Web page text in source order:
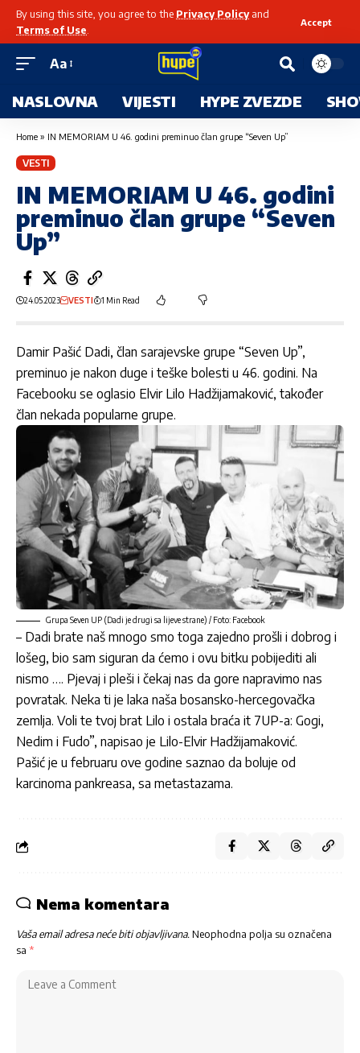
By using this site, you agree to the Privacy Policyand
Terms of Use
Accept
Aa
NASLOVNA VIJESTI HYPE ZVEZDE
Home » IN MEMORIAM U 46. godini preminuo član grupe “Seven Up”
VESTI
IN MEMORIAM U 46. godini
preminuo član grupe “Seven
Up”
24.05.2023 VESTI 1 Min Read
Damir Pašić Dadi, član sarajevske grupe “Seven Up”,
preminuo je nakon duge i teške bolesti u 46. godini. Na
Facebooku se oglasio Elvir Lilo Hadžijamaković, također
član nekada popularne grupe.
Grupa Seven UP (Dadi je drugi sa lijeve strane) / Foto: Facebook
– Dadi brate naš mnogo smo toga zajedno prošli i dobrog i
lošeg, bio sam siguran da ćemo i ovu bitku pobijediti ali
nismo …. Pjevaj i pleši i čekaj nas da gore napravimo nas
povratak. Neka ti je laka naša bosansko-hercegovačka
zemlja. Voli te tvoj brat Lilo i ostala braća it 7UP-a: Gogi,
Nedim i Fudo”, napisao je Lilo-Elvir Hadžijamaković.
Pašić je u februaru ove godine saznao da boluje od
karcinoma pankreasa, sa metastazama.
Nema komentara
Vaša email adresa neće biti objavljivana. Neophodna polja su označena
sa *